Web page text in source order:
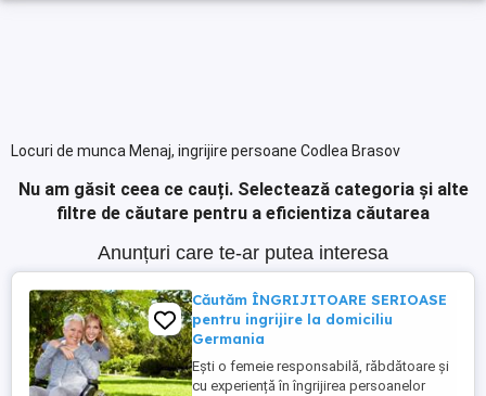
Locuri de munca Menaj, ingrijire persoane Codlea Brasov
Nu am găsit ceea ce cauți. Selectează categoria și alte
filtre de căutare pentru a eficientiza căutarea
Anunțuri care te-ar putea interesa
Căutăm ÎNGRIJITOARE SERIOASE
pentru ingrijire la domiciliu
Germania
Ești o femeie responsabilă, răbdătoare și
cu experiență în îngrijirea persoanelor